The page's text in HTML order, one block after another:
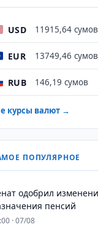
USD 11915,64 сумов
EUR 13749,46 сумов
RUB 146,19 сумов
курсы валют →
ПОПУЛЯРНОЕ
одобрил
пенсий
· 07/08